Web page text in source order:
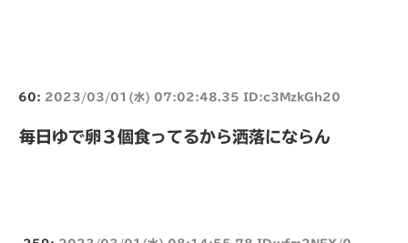
60: 2023/03/01(水) 07:02:48.35 ID:c3MzkGh20
毎日ゆで卵３個食ってるから洒落にならん